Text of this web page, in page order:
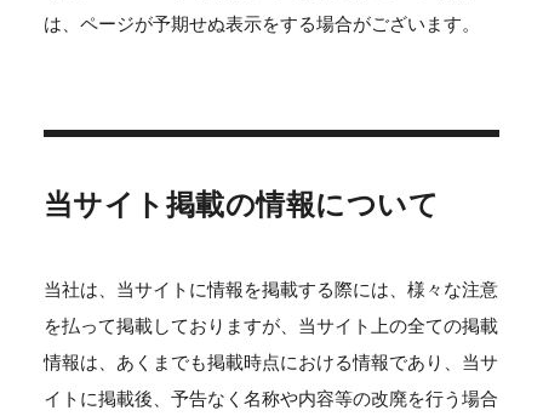
は、ページが予期せぬ表示をする場合がございます。
当サイト掲載の情報について
当社は、当サイトに情報を掲載する際には、様々な注意
を払って掲載しておりますが、当サイト上の全ての掲載
情報は、あくまでも掲載時点における情報であり、当サ
イトに掲載後、予告なく名称や内容等の改廃を行う場合